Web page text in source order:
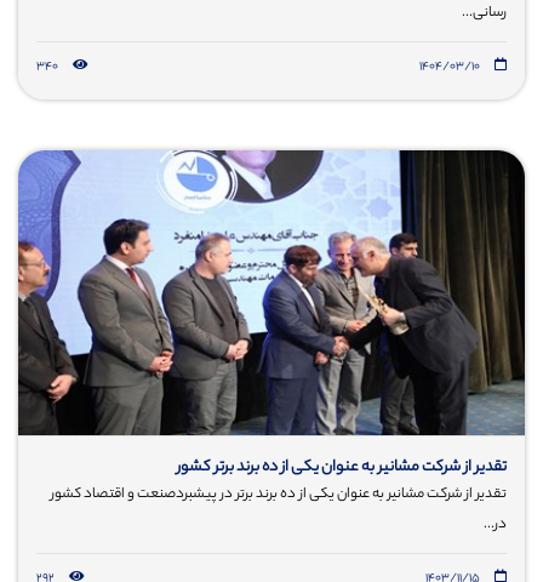
رسانی...
۱۴۰۴/۰۳/۱۰ 340
تقدیر از شرکت مشانیر به عنوان یکی از ده برند برتر کشور
تقدیر از شرکت مشانیر به عنوان یکی از ده برند برتر در پیشبردصنعت و اقتصاد کشور
در...